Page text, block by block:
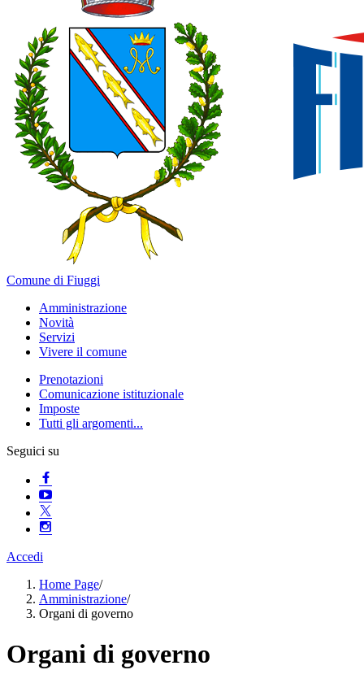
Comune di Fiuggi
Amministrazione
Novità
Servizi
Vivere il comune
Prenotazioni
Comunicazione istituzionale
Imposte
Tutti gli argomenti...
Seguici su
Accedi
Home Page/
Amministrazione/
Organi di governo
Organi di governo